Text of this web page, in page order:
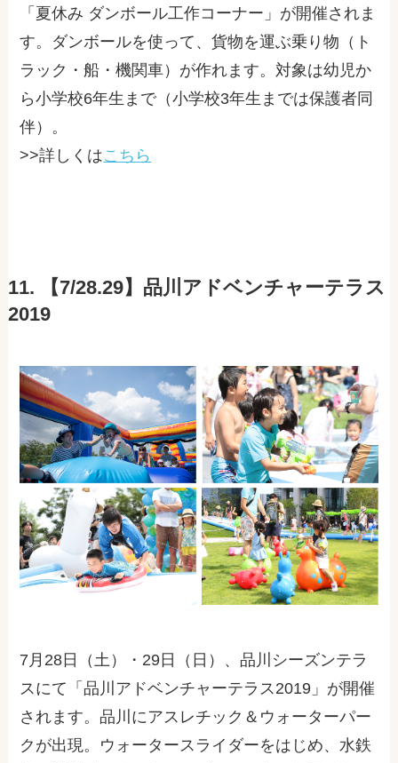
「夏休み ダンボール工作コーナー」が開催されま
す。ダンボールを使って、貨物を運ぶ乗り物（ト
ラック・船・機関車）が作れます。対象は幼児か
ら小学校6年生まで（小学校3年生までは保護者同
伴）。
>>詳しくはこちら
11. 【7/28.29】品川アドベンチャーテラス
2019
7月28日（土）・29日（日）、品川シーズンテラ
スにて「品川アドベンチャーテラス2019」が開催
されます。品川にアスレチック＆ウォーターパー
クが出現。ウォータースライダーをはじめ、水鉄